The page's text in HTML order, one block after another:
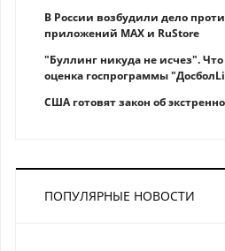
В России возбудили дело
приложений MAX и RuStore
"Буллинг никуда не исчез". Что
оценка госпрограммы
США готовят закон об
ПОПУЛЯРНЫЕ НОВОСТИ